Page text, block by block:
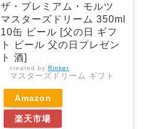
ザ・プレミアム・モルツ
マスターズドリーム 350ml
10缶 ビール [父の日 ギフ
ト ビール 父の日プレゼン
ト 酒]
created by Rinker
マスターズドリーム ギフト
Amazon
楽天市場